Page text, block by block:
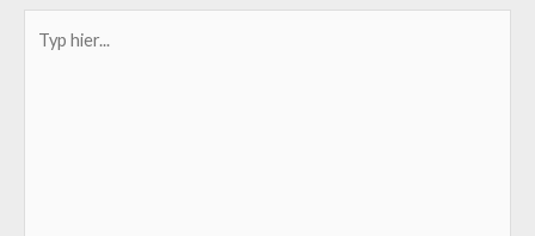
hier...